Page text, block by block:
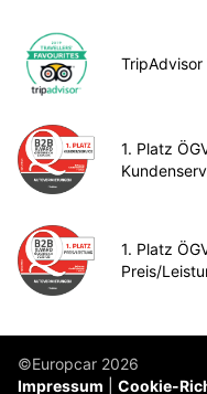
TripAdvisor
1. Platz
1. Platz
Preis/
©Europcar 2026
Impressum
Cookie-